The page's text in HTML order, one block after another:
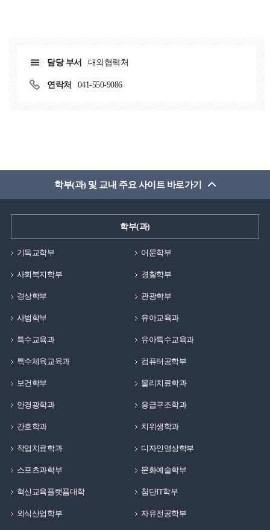
담당 부서 대외협력처
연락처 041-550-9086
학부(과) 및 교내 주요 사이트 바로가기
학부(과)
기독교학부 어문학부
사회복지학부 경찰학부
경상학부 관광학부
사범학부 유아교육과
특수교육과 유아특수교육과
특수체육교육과 컴퓨터공학부
보건학부 물리치료학과
안경광학과 응급구조학과
간호학과 치위생학과
작업치료학과 디자인영상학부
스포츠과학부 문화예술학부
혁신교육플랫폼대학 첨단IT학부
외식산업학부 자유전공학부